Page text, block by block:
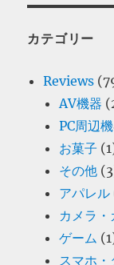
カテゴリー
Reviews
AV機器
PC周辺
お菓子
その他
アパレル
カメラ
ゲーム
スマホ・